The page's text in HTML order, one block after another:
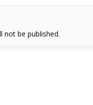
not be published.